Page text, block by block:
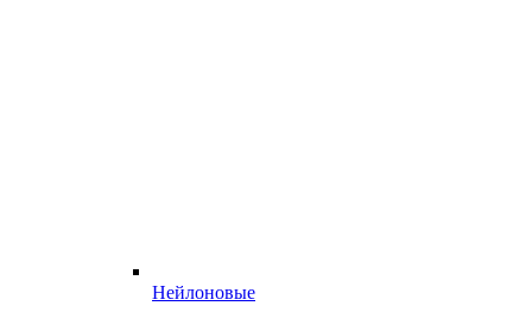
Нейлоновые